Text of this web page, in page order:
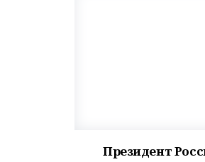
Президент